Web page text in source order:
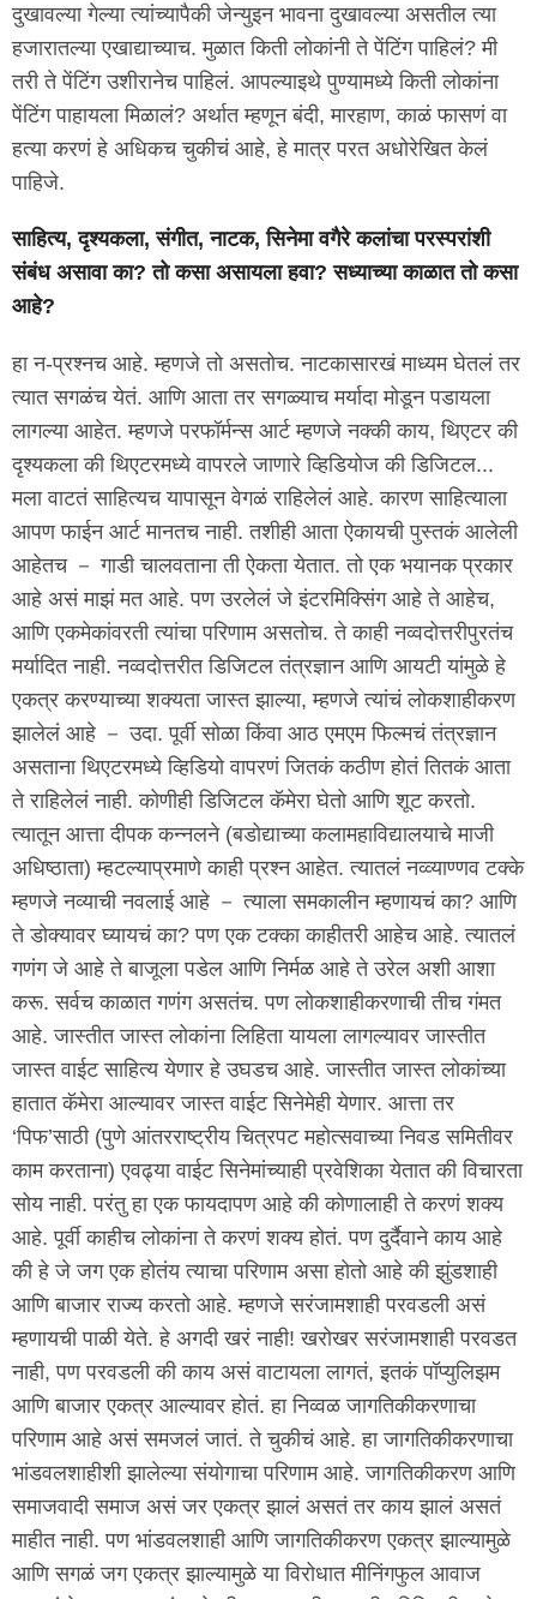
दुखावल्या गेल्या त्यांच्यापैकी जेन्युइन भावना दुखावल्या असतील त्या
हजारातल्या एखाद्याच्याच. मुळात किती लोकांनी ते पेंटिंग पाहिलं? मी
तरी ते पेंटिंग उशीरानेच पाहिलं. आपल्याइथे पुण्यामध्ये किती लोकांना
पेंटिंग पाहायला मिळालं? अर्थात म्हणून बंदी, मारहाण, काळं फासणं वा
हत्या करणं हे अधिकच चुकीचं आहे, हे मात्र परत अधोरेखित केलं
पाहिजे.
साहित्य, दृश्यकला, संगीत, नाटक, सिनेमा वगैरे कलांचा परस्परांशी
संबंध असावा का? तो कसा असायला हवा? सध्याच्या काळात तो कसा
आहे?
हा न-प्रश्नच आहे. म्हणजे तो असतोच. नाटकासारखं माध्यम घेतलं तर
त्यात सगळंच येतं. आणि आता तर सगळ्याच मर्यादा मोडून पडायला
लागल्या आहेत. म्हणजे परफॉर्मन्स आर्ट म्हणजे नक्की काय, थिएटर की
दृश्यकला की थिएटरमध्ये वापरले जाणारे व्हिडियोज की डिजिटल...
मला वाटतं साहित्यच यापासून वेगळं राहिलेलं आहे. कारण साहित्याला
आपण फाईन आर्ट मानतच नाही. तशीही आता ऐकायची पुस्तकं आलेली
आहेतच － गाडी चालवताना ती ऐकता येतात. तो एक भयानक प्रकार
आहे असं माझं मत आहे. पण उरलेलं जे इंटरमिक्सिंग आहे ते आहेच,
आणि एकमेकांवरती त्यांचा परिणाम असतोच. ते काही नव्वदोत्तरीपुरतंच
मर्यादित नाही. नव्वदोत्तरीत डिजिटल तंत्रज्ञान आणि आयटी यांमुळे हे
एकत्र करण्याच्या शक्यता जास्त झाल्या, म्हणजे त्यांचं लोकशाहीकरण
झालेलं आहे － उदा. पूर्वी सोळा किंवा आठ एमएम फिल्मचं तंत्रज्ञान
असताना थिएटरमध्ये व्हिडियो वापरणं जितकं कठीण होतं तितकं आता
ते राहिलेलं नाही. कोणीही डिजिटल कॅमेरा घेतो आणि शूट करतो.
त्यातून आत्ता दीपक कन्नलने (बडोद्याच्या कलामहाविद्यालयाचे माजी
अधिष्ठाता) म्हटल्याप्रमाणे काही प्रश्न आहेत. त्यातलं नव्व्याण्णव टक्के
म्हणजे नव्याची नवलाई आहे － त्याला समकालीन म्हणायचं का? आणि
ते डोक्यावर घ्यायचं का? पण एक टक्का काहीतरी आहेच आहे. त्यातलं
गणंग जे आहे ते बाजूला पडेल आणि निर्मळ आहे ते उरेल अशी आशा
करू. सर्वच काळात गणंग असतंच. पण लोकशाहीकरणाची तीच गंमत
आहे. जास्तीत जास्त लोकांना लिहिता यायला लागल्यावर जास्तीत
जास्त वाईट साहित्य येणार हे उघडच आहे. जास्तीत जास्त लोकांच्या
हातात कॅमेरा आल्यावर जास्त वाईट सिनेमेही येणार. आत्ता तर
‘पिफ’साठी (पुणे आंतरराष्ट्रीय चित्रपट महोत्सवाच्या निवड समितीवर
काम करताना) एवढ्या वाईट सिनेमांच्याही प्रवेशिका येतात की विचारता
सोय नाही. परंतु हा एक फायदापण आहे की कोणालाही ते करणं शक्य
आहे. पूर्वी काहीच लोकांना ते करणं शक्य होतं. पण दुर्दैवाने काय आहे
की हे जे जग एक होतंय त्याचा परिणाम असा होतो आहे की झुंडशाही
आणि बाजार राज्य करतो आहे. म्हणजे सरंजामशाही परवडली असं
म्हणायची पाळी येते. हे अगदी खरं नाही! खरोखर सरंजामशाही परवडत
नाही, पण परवडली की काय असं वाटायला लागतं, इतकं पॉप्युलिझम
आणि बाजार एकत्र आल्यावर होतं. हा निव्वळ जागतिकीकरणाचा
परिणाम आहे असं समजलं जातं. ते चुकीचं आहे. हा जागतिकीकरणाचा
भांडवलशाहीशी झालेल्या संयोगाचा परिणाम आहे. जागतिकीकरण आणि
समाजवादी समाज असं जर एकत्र झालं असतं तर काय झालं असतं
माहीत नाही. पण भांडवलशाही आणि जागतिकीकरण एकत्र झाल्यामुळे
आणि सगळं जग एकत्र झाल्यामुळे या विरोधात मीनिंगफुल आवाज